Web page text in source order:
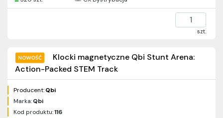
szt.
Klocki magnetyczne Qbi Stunt Arena:
Action-Packed STEM Track
Producent:Qbi
Marka:Qbi
Kod produktu:116